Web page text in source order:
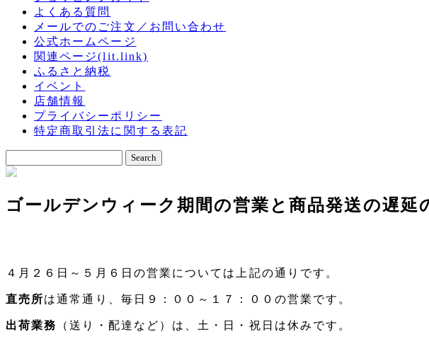
よくある質問
メールでのご注文／お問い合わせ
公式ホームページ
関連ページ(lit.link)
ふるさと納税
イベント
店舗情報
プライバシーポリシー
特定商取引法に関する表記
ゴールデンウィーク期間の営業と商品発送の遅延
４月２６日～５月６日の営業については上記の通りです。
直売所は通常通り、毎日９：００～１７：００の営業です。
出荷業務 （送り・配達など）は、土・日・祝日は休みです。